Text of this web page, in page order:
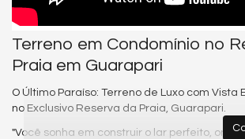
Terreno em Condomínio no
Praia em Guarapari
O Último Paraíso: Terreno de Luxo com Vista
no Exclusivo Reserva da Praia, Guarapari.
"Você sonha em construir o lar perfeito,